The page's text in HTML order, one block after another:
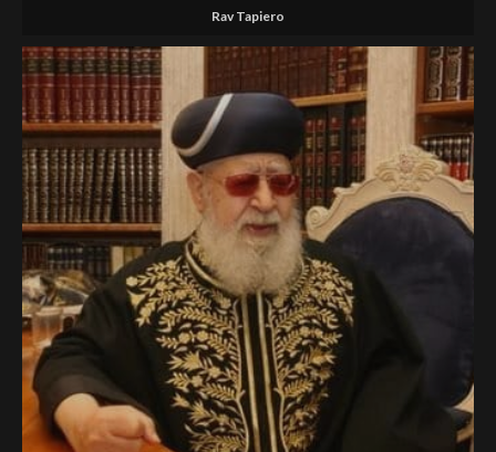
Rav Tapiero